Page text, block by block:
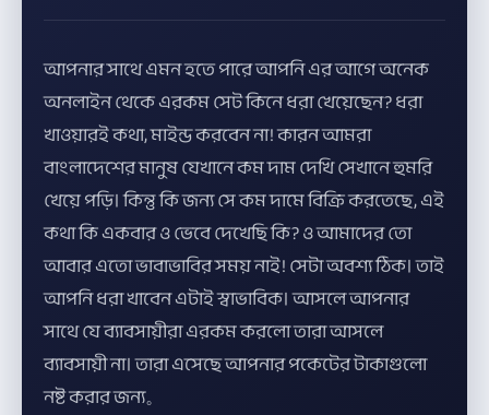
আপনার সাথে এমন হতে পারে আপনি এর আগে অনেক
অনলাইন থেকে এরকম সেট কিনে ধরা খেয়েছেন? ধরা
খাওয়ারই কথা, মাইন্ড করবেন না! কারন আমরা
বাংলাদেশের মানুষ যেখানে কম দাম দেখি সেখানে হুমরি
খেয়ে পড়ি। কিন্তু কি জন্য সে কম দামে বিক্রি করতেছে, এই
কথা কি একবার ও ভেবে দেখেছি কি? ও আমাদের তো
আবার এতো ভাবাভাবির সময় নাই! সেটা অবশ্য ঠিক। তাই
আপনি ধরা খাবেন এটাই স্বাভাবিক। আসলে আপনার
সাথে যে ব্যাবসায়ীরা এরকম করলো তারা আসলে
ব্যাবসায়ী না। তারা এসেছে আপনার পকেটের টাকাগুলো
নষ্ট করার জন্য。